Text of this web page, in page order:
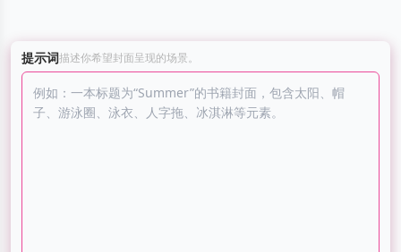
提示词描述你希望封面呈现的场景。